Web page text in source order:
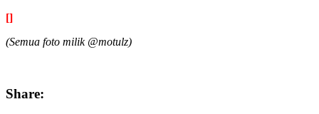
[]
(Semua foto milik @motulz)
Share: